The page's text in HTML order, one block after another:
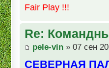
Fair Play !!!
Re:
pele-vin » 07 сен
СЕВЕРНАЯ